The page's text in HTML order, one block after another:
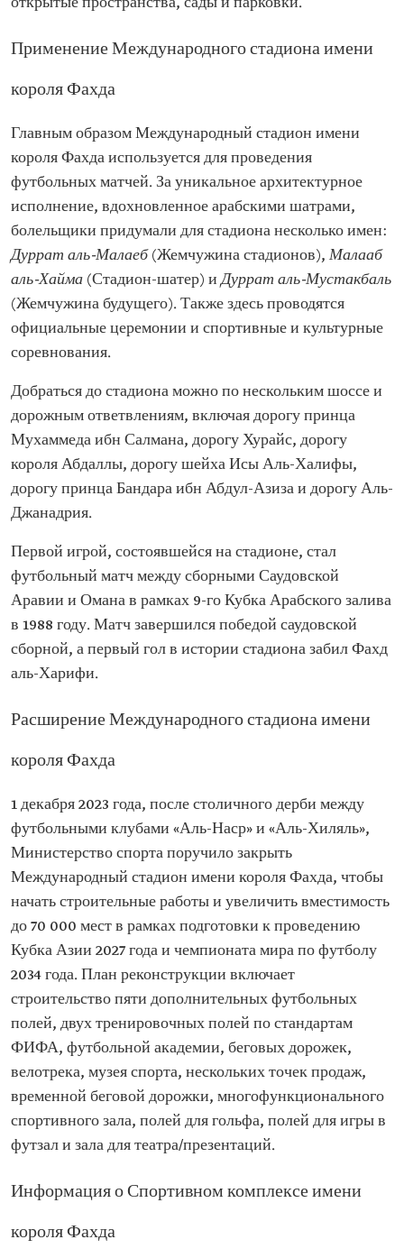
Применение Международного стадиона имени
короля Фахда
Главным образом Международный стадион имени
короля Фахда используется для проведения
футбольных матчей. За уникальное архитектурное
исполнение, вдохновленное арабскими шатрами,
болельщики придумали для стадиона несколько имен:
Дуррат аль-Малаеб(Жемчужина стадионов), Малааб
аль-Хайма (Стадион-шатер) иДуррат аль-Мустакбаль
(Жемчужина будущего). Также здесь проводятся
официальные церемонии и спортивные и культурные
соревнования.
Добраться до стадиона можно по нескольким шоссе и
дорожным ответвлениям, включая дорогу принца
Мухаммеда ибн Салмана, дорогу Хурайс, дорогу
короля Абдаллы, дорогу шейха Исы Аль-Халифы,
дорогу принца Бандара ибн Абдул-Азиза и дорогу Аль-
Джанадрия.
Первой игрой, состоявшейся на стадионе, стал
футбольный матч между сборными Саудовской
Аравии и Омана в рамках 9-го Кубка Арабского залива
в 1988 году. Матч завершился победой саудовской
сборной, а первый гол в истории стадиона забил Фахд
аль-Харифи.
Расширение Международного стадиона имени
короля Фахда
1 декабря 2023 года, после столичного дерби между
футбольными клубами «Аль-Наср» и «Аль-Хиляль»,
Министерство спорта поручило закрыть
Международный стадион имени короля Фахда, чтобы
начать строительные работы и увеличить вместимость
до 70 000 мест в рамках подготовки к проведению
Кубка Азии 2027 года и чемпионата мира по футболу
2034 года. План реконструкции включает
строительство пяти дополнительных футбольных
полей, двух тренировочных полей по стандартам
ФИФА, футбольной академии, беговых дорожек,
велотрека, музея спорта, нескольких точек продаж,
временной беговой дорожки, многофункционального
спортивного зала, полей для гольфа, полей для игры в
футзал и зала для театра/презентаций.
Информация о Спортивном комплексе имени
короля Фахда